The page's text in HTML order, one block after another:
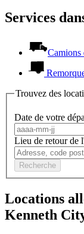
Services
Camions
Trouvez des
Date de votre
Lieu de retour de
Recherche
Locations
Kenneth